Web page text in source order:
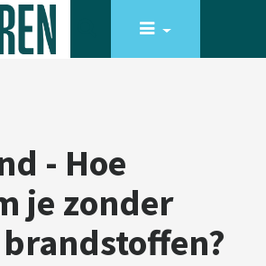
- Hoe
je zonder